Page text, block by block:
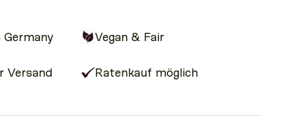
Germany Vegan & Fair
Versand Ratenkauf möglich